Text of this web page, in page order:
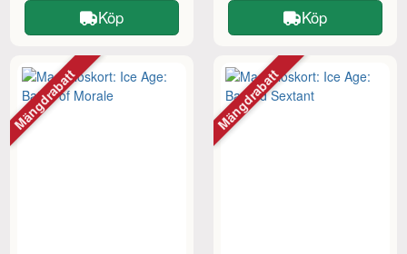
Köp Köp
Mängdrabatt Mängdrabatt